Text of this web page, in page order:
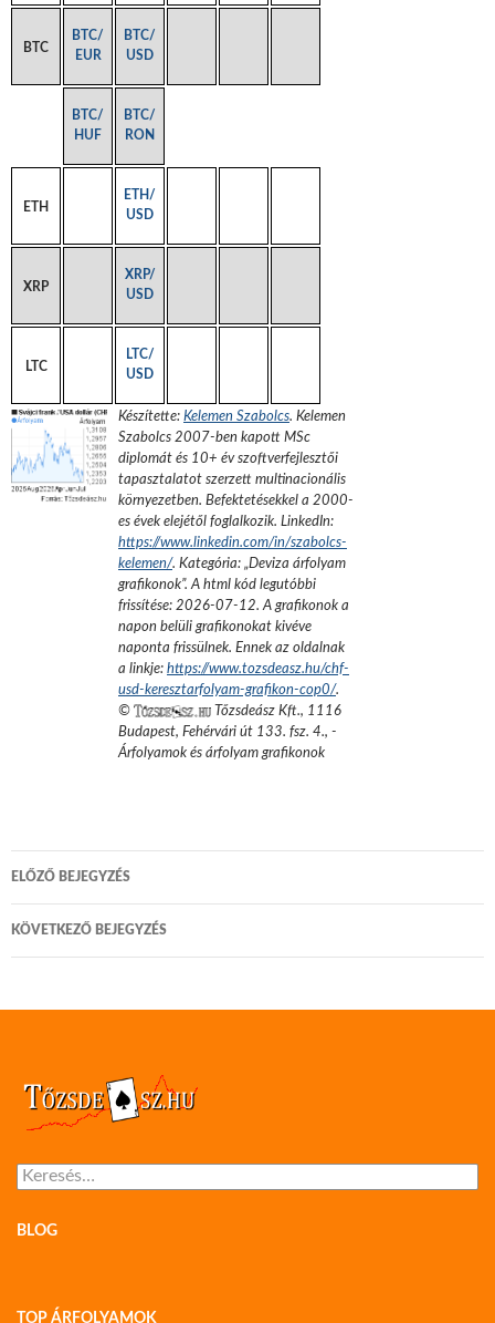
BTC
BTC/
EUR
BTC/
USD
BTC/
HUF
BTC/
RON
ETH
ETH/
USD
XRP
XRP/
USD
LTC
LTC/
USD
Készítette: Kelemen Szabolcs. Kelemen
Szabolcs 2007-ben kapott MSc
diplomát és 10+ év szoftverfejlesztői
tapasztalatot szerzett multinacionális
környezetben. Befektetésekkel a 2000-
es évek elejétől foglalkozik. LinkedIn:
https://www.linkedin.com/in/szabolcs-
kelemen/. Kategória: „Deviza árfolyam
grafikonok”.A html kód legutóbbi
frissítése: 2026-07-12. A grafikonok a
napon belüli grafikonokat kivéve
naponta frissülnek. Ennek az oldalnak
a linkje: https://www.tozsdeasz.hu/chf-
usd-keresztarfolyam-grafikon-cop0/.
©
Tőzsdeász Kft., 1116
Budapest, Fehérvári út 133. fsz. 4., -
Árfolyamok és árfolyam grafikonok
Bejegyzés
navigáció
ELŐZŐ BEJEGYZÉS
KÖVETKEZŐ BEJEGYZÉS
Keresés:
BLOG
TOP ÁRFOLYAMOK